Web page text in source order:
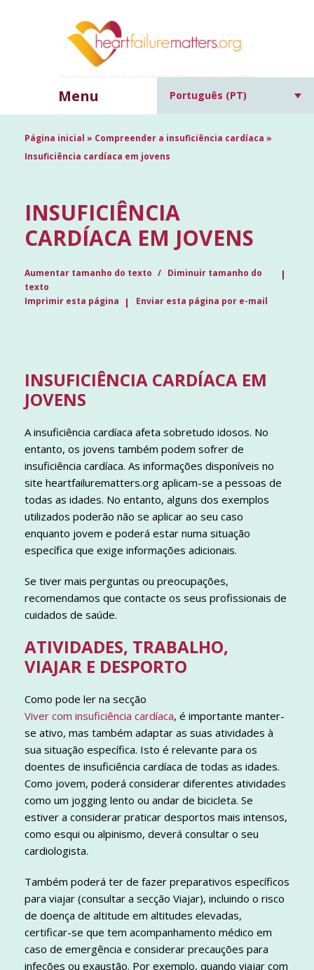
Menu Português (PT)
Página inicial » Compreender a insuficiência cardíaca »
Insuficiência cardíaca em jovens
INSUFICIÊNCIA
CARDÍACA EM JOVENS
Aumentar tamanho do texto
Diminuir tamanho do
texto
Imprimir esta página
Enviar esta página por e-mail
INSUFICIÊNCIA CARDÍACA EM
JOVENS
A insuficiência cardíaca afeta sobretudo idosos. No
entanto, os jovens também podem sofrer de
insuficiência cardíaca. As informações disponíveis no
site heartfailurematters.org aplicam-se a pessoas de
todas as idades. No entanto, alguns dos exemplos
utilizados poderão não se aplicar ao seu caso
enquanto jovem e poderá estar numa situação
específica que exige informações adicionais.
Se tiver mais perguntas ou preocupações,
recomendamos que contacte os seus profissionais de
cuidados de saúde.
ATIVIDADES, TRABALHO,
VIAJAR E DESPORTO
Como pode ler na secção
Viver com insuficiência cardíaca, é importante manter-
se ativo, mas também adaptar as suas atividades à
sua situação específica. Isto é relevante para os
doentes de insuficiência cardíaca de todas as idades.
Como jovem, poderá considerar diferentes atividades
como um jogging lento ou andar de bicicleta. Se
estiver a considerar praticar desportos mais intensos,
como esqui ou alpinismo, deverá consultar o seu
cardiologista.
Também poderá ter de fazer preparativos específicos
para viajar (consultar a secção Viajar), incluindo o risco
de doença de altitude em altitudes elevadas,
certificar-se que tem acompanhamento médico em
caso de emergência e considerar precauções para
infeções ou exaustão. Por exemplo, quando viajar com